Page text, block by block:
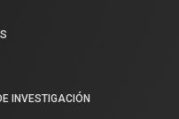
INVESTIGACIÓN